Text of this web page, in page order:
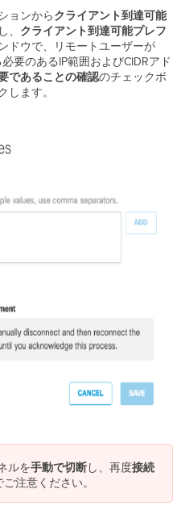
ョンからクライアント到達可能
、 クライアント到達可能プレフ
ドウで、リモートユーザーが
要のあるIP範囲およびCIDRアド
であることの確認のチェックボ
します。
ルを手動で切断し、再度接続
注意ください。